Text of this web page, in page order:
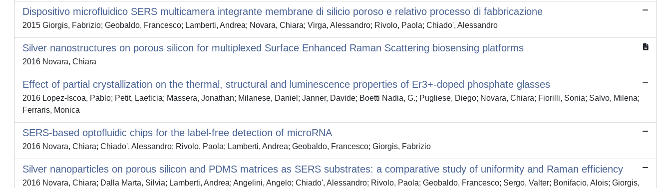
Dispositivo microfluidico SERS multicamera integrante membrane di silicio poroso e relativo processo di fabbricazione
2015 Giorgis, Fabrizio; Geobaldo, Francesco; Lamberti, Andrea; Novara, Chiara; Virga, Alessandro; Rivolo, Paola; Chiado', Alessandro
Silver nanostructures on porous silicon for multiplexed Surface Enhanced Raman Scattering biosensing platforms
2016 Novara, Chiara
Effect of partial crystallization on the thermal, structural and luminescence properties of Er3+-doped phosphate glasses
2016 Lopez-Iscoa, Pablo; Petit, Laeticia; Massera, Jonathan; Milanese, Daniel; Janner, Davide; Boetti Nadia, G.; Pugliese, Diego; Novara, Chiara; Fiorilli, Sonia; Salvo, Milena;
Ferraris, Monica
SERS-based optofluidic chips for the label-free detection of microRNA
2016 Novara, Chiara; Chiado', Alessandro; Rivolo, Paola; Lamberti, Andrea; Geobaldo, Francesco; Giorgis, Fabrizio
Silver nanoparticles on porous silicon and PDMS matrices as SERS substrates: a comparative study of uniformity and Raman efficiency
2016 Novara, Chiara; Dalla Marta, Silvia; Lamberti, Andrea; Angelini, Angelo; Chiado', Alessandro; Rivolo, Paola; Geobaldo, Francesco; Sergo, Valter; Bonifacio, Alois; Giorgis,